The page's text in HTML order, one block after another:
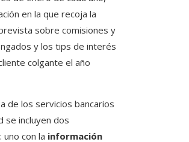
en la que recoja la
sobre comisiones y
y los tips de interés
colgante el año
de los servicios bancarios
se incluyen dos
con la información